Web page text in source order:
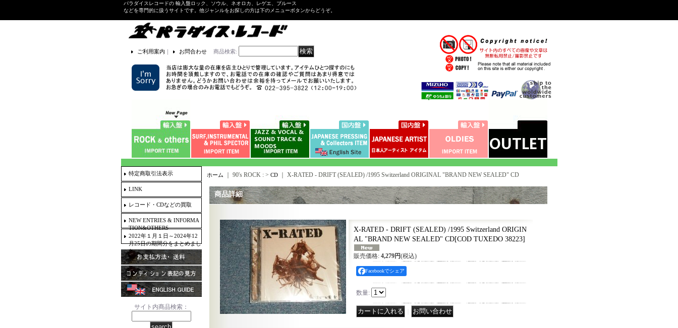
パラダイスレコードの 輸入盤ロック、ソウル、ネオロカ、レゲエ、ブルース
などを専門的に扱うサイトです。他ジャンルをお探しの方は下のメニューボタンからどうぞ。
ご利用案内 ｜ お問合わせ 商品検索:
特定商取引法表示
LINK
レコード・CDなどの買取
NEW ENTRIES & INFORMA
TION&OTHERS
2022年１月１日～2024年12
月25日の期間分をまとめまし
た。
サイト内商品検索：
ホーム ｜ 90's ROCK : > CD｜ X-RATED - DRIFT (SEALED) /1995 Switzerland ORIGINAL "BRAND NEW SEALED" CD
商品詳細
X-RATED - DRIFT (SEALED) /1995 Switzerland ORIGIN
AL "BRAND NEW SEALED" CD[COD TUXEDO 38223]
販売価格: 4,279円(税込)
Facebookでシェア
数量: